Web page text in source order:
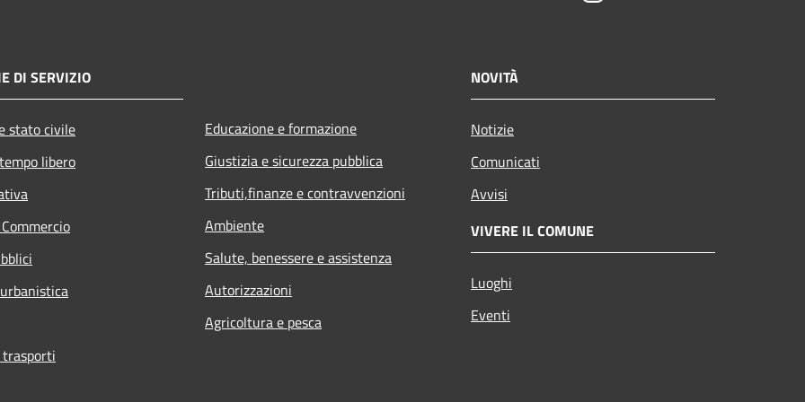
DI SERVIZIO
stato civile
libero
Educazione e formazione
Giustizia e sicurezza pubblica
Tributi,finanze e contravvenzioni
Ambiente
Salute, benessere e assistenza
Autorizzazioni
Agricoltura e pesca
NOVITÀ
Notizie
Comunicati
Avvisi
VIVERE IL COMUNE
Luoghi
Eventi